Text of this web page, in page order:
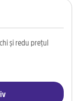
și redu prețul